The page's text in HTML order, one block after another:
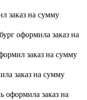
заказ на сумму
оформила заказ на
заказ на сумму
заказ на сумму
оформила заказ на